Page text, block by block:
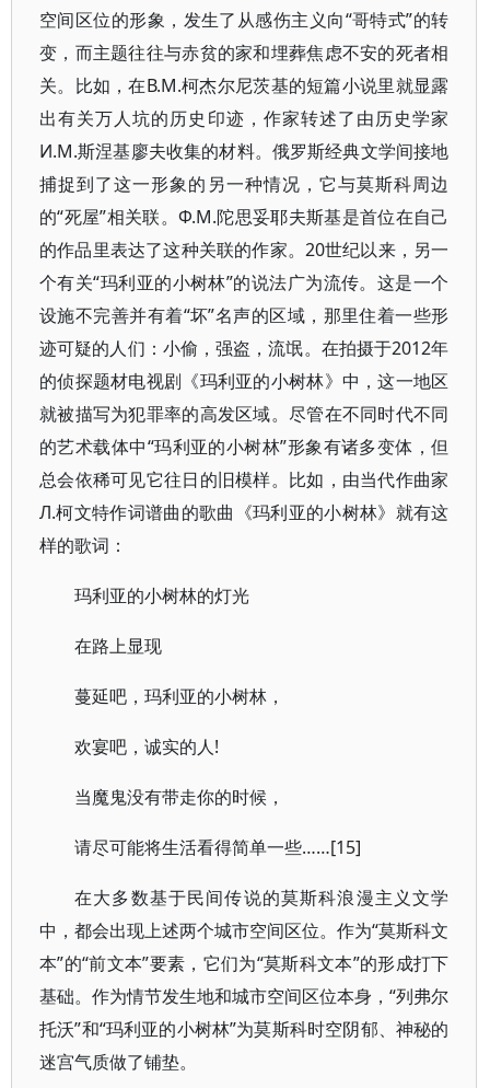
空间区位的形象，发生了从感伤主义向“哥特式”的转
变，而主题往往与赤贫的家和埋葬焦虑不安的死者相
关。比如，在В.М.柯杰尔尼茨基的短篇小说里就显露
出有关万人坑的历史印迹，作家转述了由历史学家
И.М.斯涅基廖夫收集的材料。俄罗斯经典文学间接地
捕捉到了这一形象的另一种情况，它与莫斯科周边
的“死屋”相关联。Ф.М.陀思妥耶夫斯基是首位在自己
的作品里表达了这种关联的作家。20世纪以来，另一
个有关“玛利亚的小树林”的说法广为流传。这是一个
设施不完善并有着“坏”名声的区域，那里住着一些形
迹可疑的人们：小偷，强盗，流氓。在拍摄于2012年
的侦探题材电视剧《玛利亚的小树林》中，这一地区
就被描写为犯罪率的高发区域。尽管在不同时代不同
的艺术载体中“玛利亚的小树林”形象有诸多变体，但
总会依稀可见它往日的旧模样。比如，由当代作曲家
Л.柯文特作词谱曲的歌曲《玛利亚的小树林》就有这
样的歌词：
玛利亚的小树林的灯光
在路上显现
蔓延吧，玛利亚的小树林，
欢宴吧，诚实的人!
当魔鬼没有带走你的时候，
请尽可能将生活看得简单一些……[15]
在大多数基于民间传说的莫斯科浪漫主义文学
中，都会出现上述两个城市空间区位。作为“莫斯科文
本”的“前文本”要素，它们为“莫斯科文本”的形成打下
基础。作为情节发生地和城市空间区位本身，“列弗尔
托沃”和“玛利亚的小树林”为莫斯科时空阴郁、神秘的
迷宫气质做了铺垫。